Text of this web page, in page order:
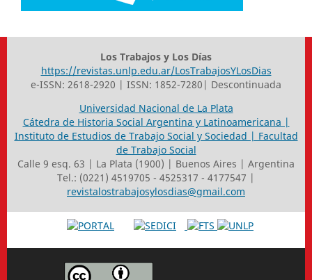
Los Trabajos y Los Días
https://revistas.unlp.edu.ar/LosTrabajosYLosDias
e-ISSN: 2618-2920 | ISSN: 1852-7280| Descontinuada
Universidad Nacional de La Plata
Cátedra de Historia Social Argentina y Latinoamericana |
Instituto de Estudios de Trabajo Social y Sociedad | Facultad
de Trabajo Social
Calle 9 esq. 63 | La Plata (1900) | Buenos Aires | Argentina
Tel.: (0221) 4519705 - 4525317 - 4177547 |
revistalostrabajosylosdias@gmail.com